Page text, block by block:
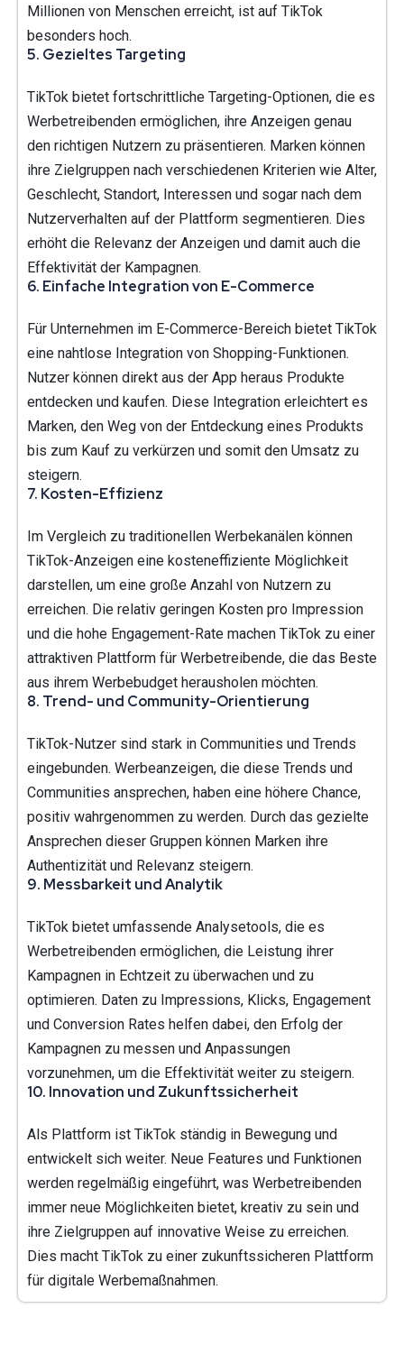
Millionen von Menschen erreicht, ist auf TikTok
besonders hoch.
5. Gezieltes Targeting
TikTok bietet fortschrittliche Targeting-Optionen, die es
Werbetreibenden ermöglichen, ihre Anzeigen genau
den richtigen Nutzern zu präsentieren. Marken können
ihre Zielgruppen nach verschiedenen Kriterien wie Alter,
Geschlecht, Standort, Interessen und sogar nach dem
Nutzerverhalten auf der Plattform segmentieren. Dies
erhöht die Relevanz der Anzeigen und damit auch die
Effektivität der Kampagnen.
6. Einfache Integration von E-Commerce
Für Unternehmen im E-Commerce-Bereich bietet TikTok
eine nahtlose Integration von Shopping-Funktionen.
Nutzer können direkt aus der App heraus Produkte
entdecken und kaufen. Diese Integration erleichtert es
Marken, den Weg von der Entdeckung eines Produkts
bis zum Kauf zu verkürzen und somit den Umsatz zu
steigern.
7. Kosten-Effizienz
Im Vergleich zu traditionellen Werbekanälen können
TikTok-Anzeigen eine kosteneffiziente Möglichkeit
darstellen, um eine große Anzahl von Nutzern zu
erreichen. Die relativ geringen Kosten pro Impression
und die hohe Engagement-Rate machen TikTok zu einer
attraktiven Plattform für Werbetreibende, die das Beste
aus ihrem Werbebudget herausholen möchten.
8. Trend- und Community-Orientierung
TikTok-Nutzer sind stark in Communities und Trends
eingebunden. Werbeanzeigen, die diese Trends und
Communities ansprechen, haben eine höhere Chance,
positiv wahrgenommen zu werden. Durch das gezielte
Ansprechen dieser Gruppen können Marken ihre
Authentizität und Relevanz steigern.
9. Messbarkeit und Analytik
TikTok bietet umfassende Analysetools, die es
Werbetreibenden ermöglichen, die Leistung ihrer
Kampagnen in Echtzeit zu überwachen und zu
optimieren. Daten zu Impressions, Klicks, Engagement
und Conversion Rates helfen dabei, den Erfolg der
Kampagnen zu messen und Anpassungen
vorzunehmen, um die Effektivität weiter zu steigern.
10. Innovation und Zukunftssicherheit
Als Plattform ist TikTok ständig in Bewegung und
entwickelt sich weiter. Neue Features und Funktionen
werden regelmäßig eingeführt, was Werbetreibenden
immer neue Möglichkeiten bietet, kreativ zu sein und
ihre Zielgruppen auf innovative Weise zu erreichen.
Dies macht TikTok zu einer zukunftssicheren Plattform
für digitale Werbemaßnahmen.